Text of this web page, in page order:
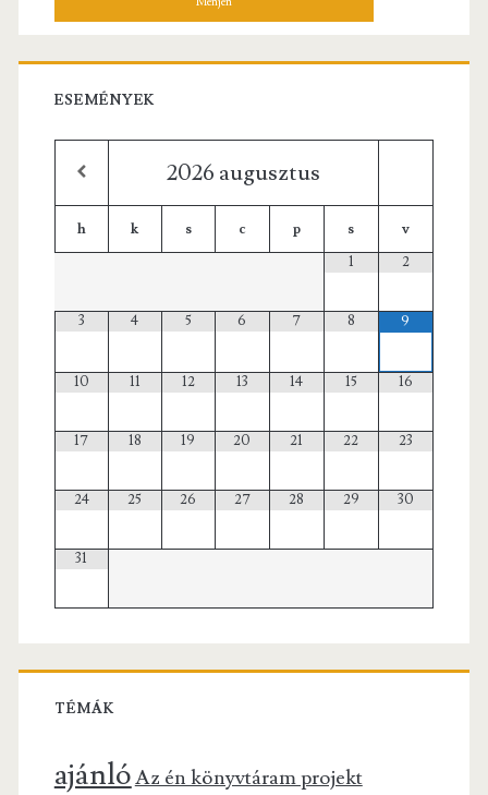
ESEMÉNYEK
2026 augusztus
h k s c p s
v
1
2
3 4 5 6 7 8 9
10 11 12 13 14 15 16
17 18 19 20 21 22 23
24 25 26 27 28 29 30
31
TÉMÁK
ajánlóAz én könyvtáram projekt